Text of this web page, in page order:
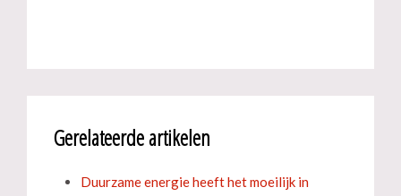
Gerelateerde artikelen
Duurzame energie heeft het moeilijk in